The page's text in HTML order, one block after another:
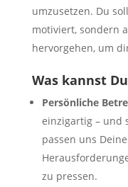
umzusetzen. Du
motiviert, sondern
hervorgehen, um
Was kannst
Persönliche
einzigartig – und
passen uns
zu pressen.